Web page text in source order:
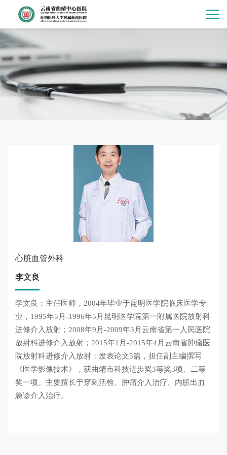
心脏血管外科
李文良
李文良：主任医师，2004年毕业于昆明医学院临床医学专
业，1995年5月-1996年5月昆明医学院第一附属医院放射科
进修介入放射；2008年9月-2009年3月云南省第一人民医院
放射科进修介入放射；2015年1月-2015年4月云南省肿瘤医
院放射科进修介入放射；发表论文5篇，担任副主编撰写
《医学影像技术》，获曲靖市科技进步奖3等奖3项、二等
奖一项。主要擅长于穿刺活检、肿瘤介入治疗、内脏出血
急诊介入治疗。